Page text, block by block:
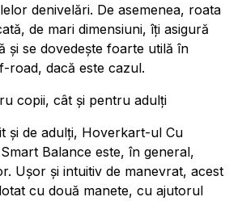
denivelări. De asemenea, roata
de mari dimensiuni, îți asigură
și se dovedește foarte utilă în
road, dacă este cazul.
copii, cât și pentru adulți
și de adulți, Hoverkart-ul Cu
Balance este, în general,
Ușor și intuitiv de manevrat, acest
cu două manete, cu ajutorul